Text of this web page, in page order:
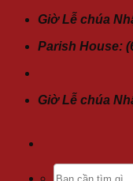
ChuyểnGiờ Lễ chúa
Parish House:
Giờ Lễ chúa
Tìm